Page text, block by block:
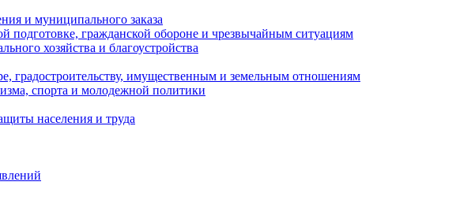
и муниципального заказа
подготовке, гражданской обороне и чрезвычайным ситуациям
хозяйства и благоустройства
градостроительству, имущественным и земельным отношениям
спорта и молодежной политики
населения и труда